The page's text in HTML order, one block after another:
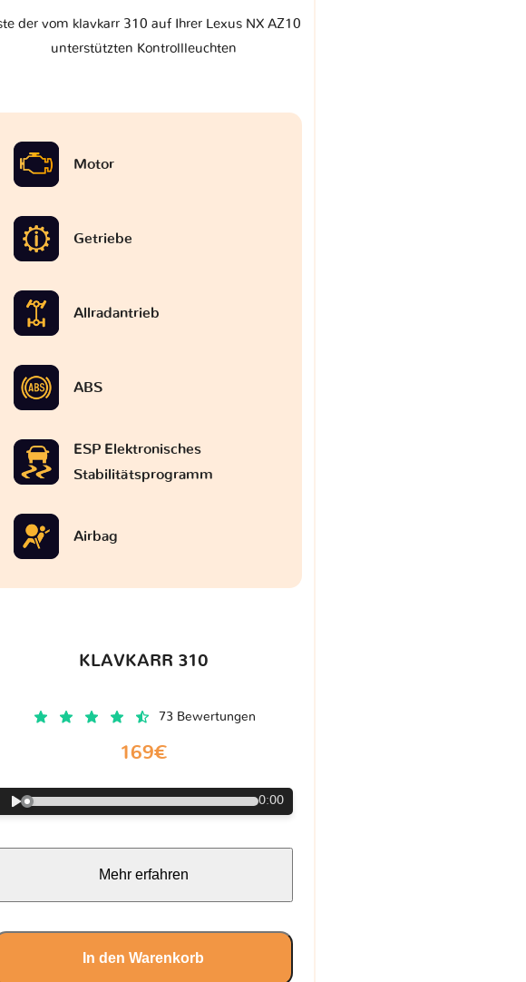
der vom klavkarr 310 auf Ihrer Lexus NX AZ10
unterstützten Kontrollleuchten
Motor
Getriebe
Allradantrieb
ABS
ESP Elektronisches
Stabilitätsprogramm
Airbag
KLAVKARR 310
73 Bewertungen
169€
0:00
Mehr erfahren
In den Warenkorb